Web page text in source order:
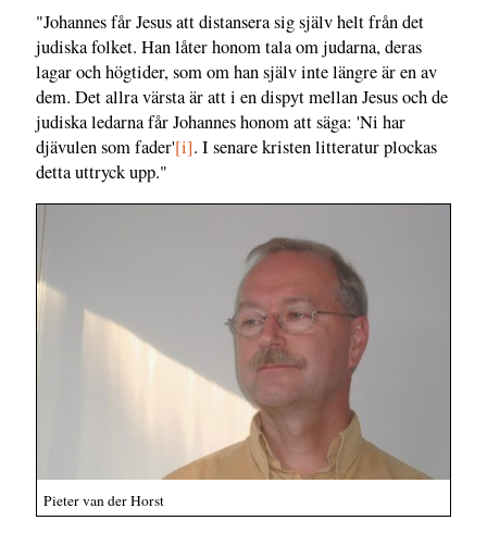
"Johannes får Jesus att distansera sig själv helt från det
judiska folket. Han låter honom tala om judarna, deras
lagar och högtider, som om han själv inte längre är en av
dem. Det allra värsta är att i en dispyt mellan Jesus och de
judiska ledarna får Johannes honom att säga: 'Ni har
djävulen som fader'[i]. I senare kristen litteratur plockas
detta uttryck upp."
Pieter van der Horst